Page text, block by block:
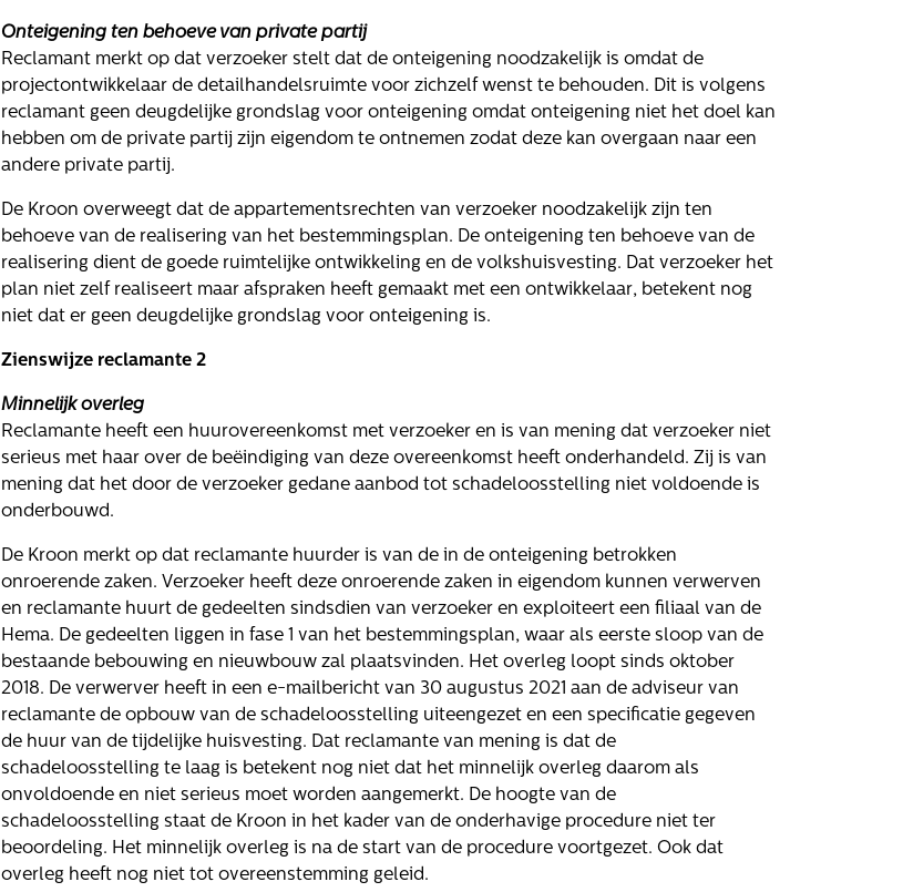
Onteigening ten behoeve van private partij
Reclamant merkt op dat verzoeker stelt dat de onteigening noodzakelijk is omdat de
projectontwikkelaar de detailhandelsruimte voor zichzelf wenst te behouden. Dit is volgens
reclamant geen deugdelijke grondslag voor onteigening omdat onteigening niet het doel kan
hebben om de private partij zijn eigendom te ontnemen zodat deze kan overgaan naar een
andere private partij.
De Kroon overweegt dat de appartementsrechten van verzoeker noodzakelijk zijn ten
behoeve van de realisering van het bestemmingsplan. De onteigening ten behoeve van de
realisering dient de goede ruimtelijke ontwikkeling en de volkshuisvesting. Dat verzoeker het
plan niet zelf realiseert maar afspraken heeft gemaakt met een ontwikkelaar, betekent nog
niet dat er geen deugdelijke grondslag voor onteigening is.
Zienswijze reclamante 2
Minnelijk overleg
Reclamante heeft een huurovereenkomst met verzoeker en is van mening dat verzoeker niet
serieus met haar over de beëindiging van deze overeenkomst heeft onderhandeld. Zij is van
mening dat het door de verzoeker gedane aanbod tot schadeloosstelling niet voldoende is
onderbouwd.
De Kroon merkt op dat reclamante huurder is van de in de onteigening betrokken
onroerende zaken. Verzoeker heeft deze onroerende zaken in eigendom kunnen verwerven
en reclamante huurt de gedeelten sindsdien van verzoeker en exploiteert een filiaal van de
Hema. De gedeelten liggen in fase 1 van het bestemmingsplan, waar als eerste sloop van de
bestaande bebouwing en nieuwbouw zal plaatsvinden. Het overleg loopt sinds oktober
2018. De verwerver heeft in een e-mailbericht van 30 augustus 2021 aan de adviseur van
reclamante de opbouw van de schadeloosstelling uiteengezet en een specificatie gegeven
de huur van de tijdelijke huisvesting. Dat reclamante van mening is dat de
schadeloosstelling te laag is betekent nog niet dat het minnelijk overleg daarom als
onvoldoende en niet serieus moet worden aangemerkt. De hoogte van de
schadeloosstelling staat de Kroon in het kader van de onderhavige procedure niet ter
beoordeling. Het minnelijk overleg is na de start van de procedure voortgezet. Ook dat
overleg heeft nog niet tot overeenstemming geleid.